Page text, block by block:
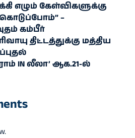
எழும் கேள்விகளுக்கு
கொடுப்போம்” –
கம்பீர்
திட்டத்துக்கு மத்திய
IN லீலா’ ஆக.21-ல்